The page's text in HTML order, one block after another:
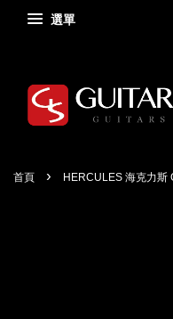
選單
首頁 › HERCULES 海克力斯